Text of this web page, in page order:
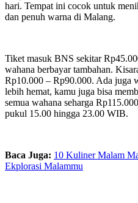
hari. Tempat ini cocok untuk
dan penuh warna di Malang.
Tiket masuk BNS sekitar
wahana berbayar tambahan.
Rp10.000 – Rp90.000. Ada juga
lebih hemat, kamu juga bisa
semua wahana seharga
pukul 15.00 hingga 23.00 WIB.
Baca Juga: 10 Kuliner Malam
Ekplorasi Malammu